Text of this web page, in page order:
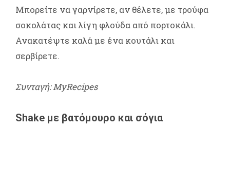
Μπορείτε να γαρνίρετε, αν θέλετε, με τρούφα
σοκολάτας και λίγη φλούδα από πορτοκάλι.
Ανακατέψτε καλά με ένα κουτάλι και
σερβίρετε.
Συνταγή: MyRecipes
Shake με βατόμουρο και σόγια